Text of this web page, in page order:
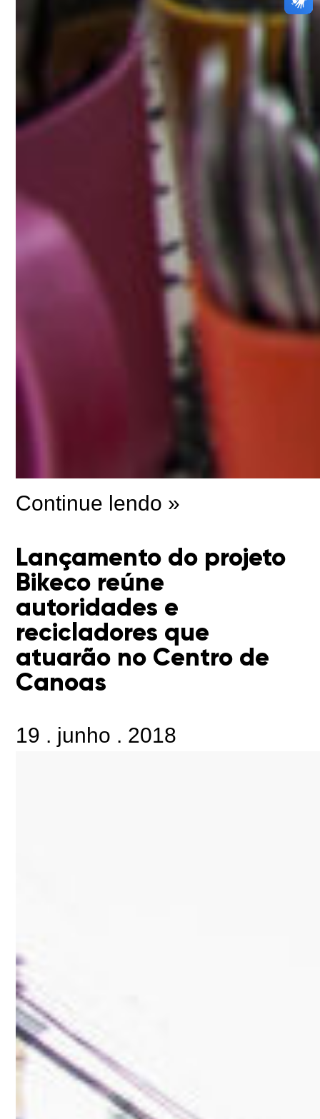
Continue lendo »
Lançamento do projeto
Bikeco reúne
autoridades e
recicladores que
atuarão no Centro de
Canoas
19 . junho . 2018